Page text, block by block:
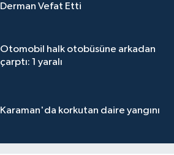
Derman Vefat Etti
Otomobil halk otobüsüne arkadan
çarptı: 1 yaralı
Karaman'da korkutan daire yangını